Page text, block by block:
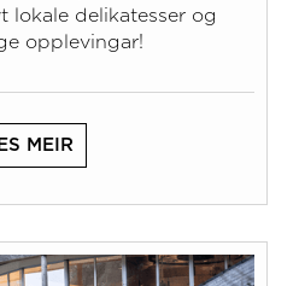
lokale delikatesser og
opplevingar!
MEIR